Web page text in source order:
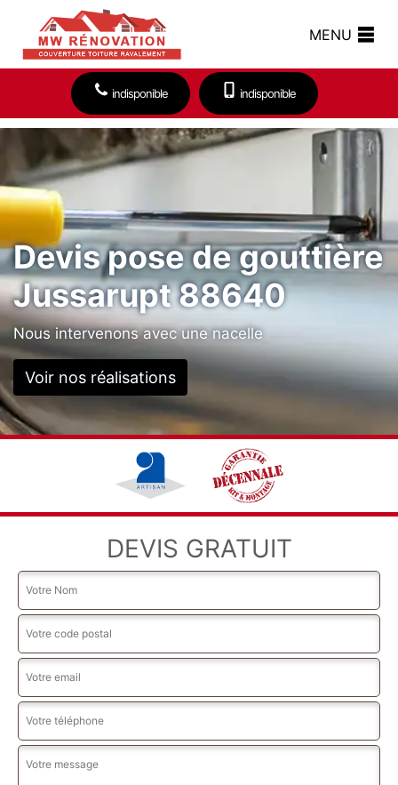
MENU
indisponible indisponible
Devis pose de gouttière
Jussarupt 88640
Nous intervenons avec une nacelle
Voir nos réalisations
DEVIS GRATUIT